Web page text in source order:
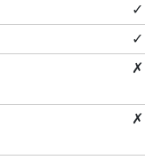
✓
✓
✗
✗